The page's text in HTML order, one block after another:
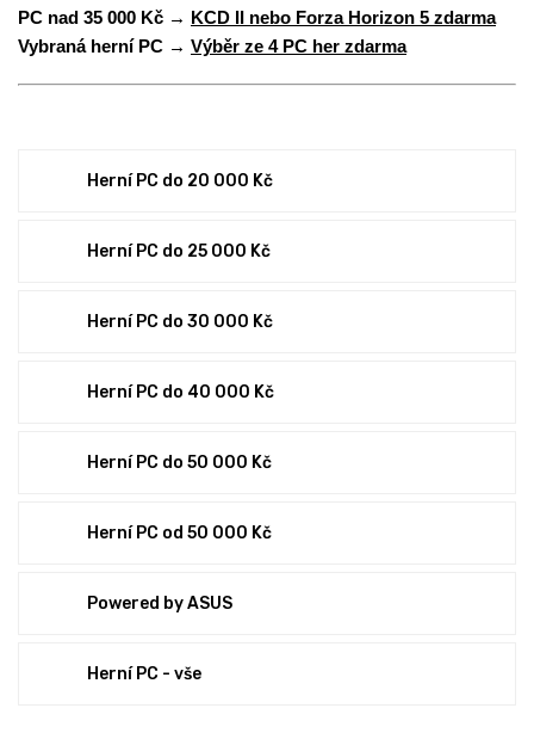
PC nad 35 000 Kč → KCD II nebo Forza Horizon 5 zdarma
Vybraná herní PC → Výběr ze 4 PC her zdarma
Herní PC do 20 000 Kč
Herní PC do 25 000 Kč
Herní PC do 30 000 Kč
Herní PC do 40 000 Kč
Herní PC do 50 000 Kč
Herní PC od 50 000 Kč
Powered by ASUS
Herní PC - vše